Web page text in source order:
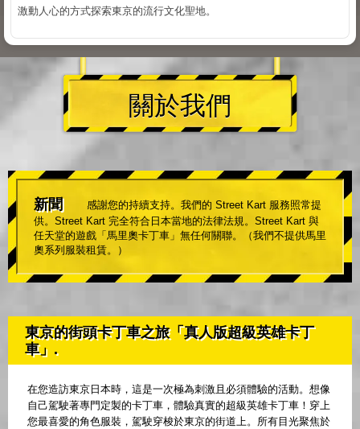
激動人心的方式探索東京的流行文化聖地。
關於我們
新聞
感謝您的持續支持。我們的 Street Kart 服務照常提
供。Street Kart 完全符合日本當地的法律法規。Street Kart 與
任天堂的遊戲「馬里奧卡丁車」無任何關聯。（我們不提供馬里
奧系列服裝租賃。）
東京的街頭卡丁車之旅「真人版超級英雄卡丁
車」.
在您造訪東京日本時，這是一次極為刺激且必須體驗的活動。想像
自己駕駛著專門定製的卡丁車，體驗真實的超級英雄卡丁車！穿上
您最喜愛的角色服裝，駕駛穿梭於東京的街道上。所有目光聚焦於